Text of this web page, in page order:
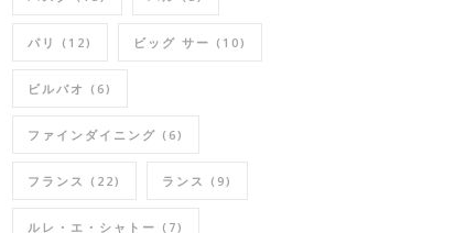
パリ (12) ビッグ サー (10)
ビルバオ (6)
ファインダイニング (6)
フランス (22) ランス (9)
ルレ・エ・シャトー (7)